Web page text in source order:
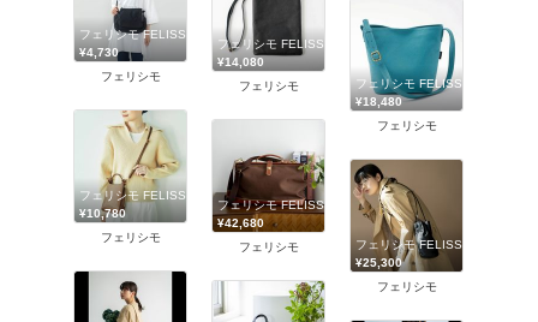
フェリシモ FELISSIMO
¥4,730
フェリシモ
フェリシモ FELISSIMO
¥14,080
フェリシモ
フェリシモ FELISSIMO
¥18,480
フェリシモ
フェリシモ FELISSIMO
¥10,780
フェリシモ
フェリシモ FELISSIMO
¥42,680
フェリシモ
フェリシモ FELISSIMO
¥25,300
フェリシモ